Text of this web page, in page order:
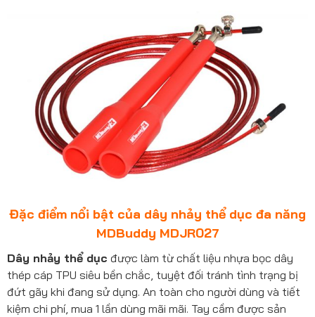
Đặc điểm nổi bật của dây nhảy thể dục đa năng
MDBuddy MDJR027
Dây nhảy thể dục được làm từ chất liệu nhựa bọc dây
thép cáp TPU siêu bền chắc, tuyệt đối tránh tình trạng bị
đứt gãy khi đang sử dụng. An toàn cho người dùng và tiết
kiệm chi phí, mua 1 lần dùng mãi mãi. Tay cầm được sản